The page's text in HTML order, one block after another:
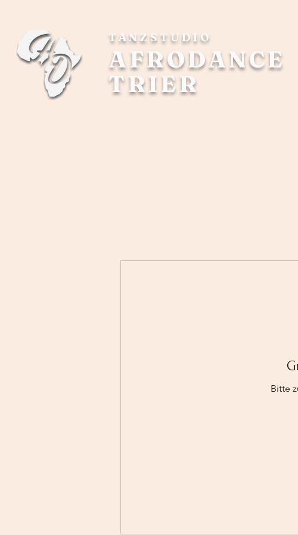
TANZSTUDIO
AFRODANCE
TRIER
Bitte